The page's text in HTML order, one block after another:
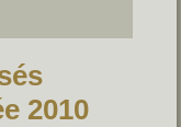
2010